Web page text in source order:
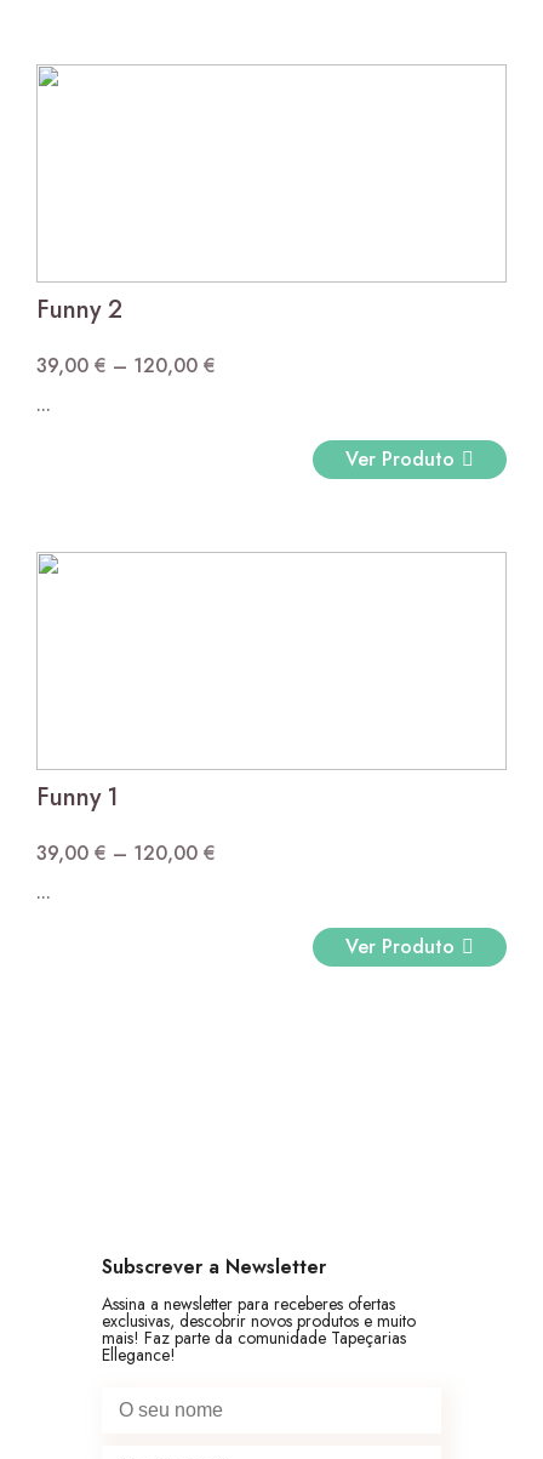
Funny 2
39,00 € – 120,00 €
...
Ver Produto
Funny 1
39,00 € – 120,00 €
...
Ver Produto
Subscrever a Newsletter
Assina a newsletter para receberes ofertas
exclusivas, descobrir novos produtos e muito
mais! Faz parte da comunidade Tapeçarias
Ellegance!